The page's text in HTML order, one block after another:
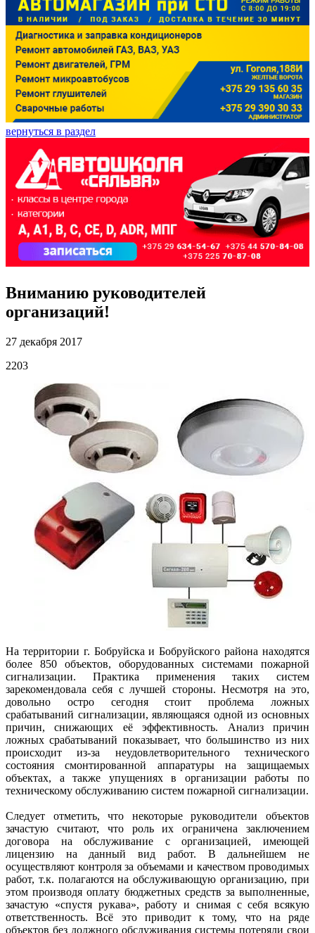
вернуться в раздел
Вниманию руководителей
организаций!
27 декабря 2017
2203
На территории г. Бобруйска и Бобруйского района находятся
более 850 объектов, оборудованных системами пожарной
сигнализации. Практика применения таких систем
зарекомендовала себя с лучшей стороны. Несмотря на это,
довольно остро сегодня стоит проблема ложных
срабатываний сигнализации, являющаяся одной из основных
причин, снижающих её эффективность. Анализ причин
ложных срабатываний показывает, что большинство из них
происходит из-за неудовлетворительного технического
состояния смонтированной аппаратуры на защищаемых
объектах, а также упущениях в организации работы по
техническому обслуживанию систем пожарной сигнализации.
Следует отметить, что некоторые руководители объектов
зачастую считают, что роль их ограничена заключением
договора на обслуживание с организацией, имеющей
лицензию на данный вид работ. В дальнейшем не
осуществляют контроля за объемами и качеством проводимых
работ, т.к. полагаются на обслуживающую организацию, при
этом производя оплату бюджетных средств за выполненные,
зачастую «спустя рукава», работу и снимая с себя всякую
ответственность. Всё это приводит к тому, что на ряде
объектов без должного обслуживания системы потеряли свои